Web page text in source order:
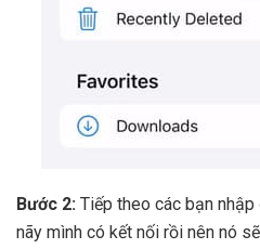
Bước 2: Tiếp theo các bạn
nãy mình có kết nối rồi nên nó